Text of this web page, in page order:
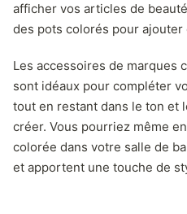
afficher vos articles de
des pots colorés pour ajouter
Les accessoires de marques
sont idéaux pour compléter
tout en restant dans le ton et
créer. Vous pourriez même
colorée dans votre salle de
et apportent une touche de